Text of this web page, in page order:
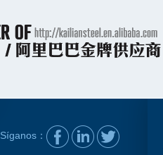
Síganos：